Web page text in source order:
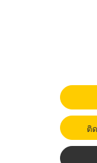
ติ